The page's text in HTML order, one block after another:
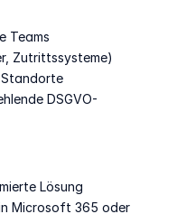
Teams
Zutrittssysteme)
Standorte
DSGVO-
Lösung
Microsoft 365 oder